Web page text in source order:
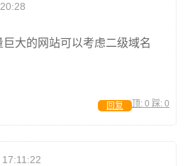
大的网站可以考虑二级域名
顶: 0 踩: 0
回复